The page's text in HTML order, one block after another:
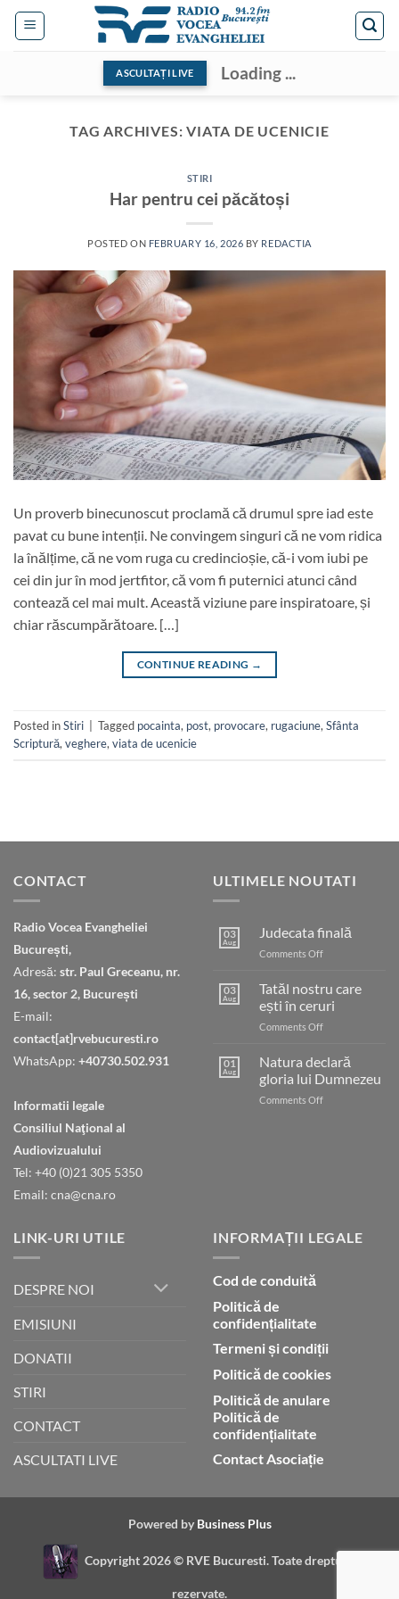
Skip
ASCULTAȚI LIVE Loading ...
TAG ARCHIVES:VIATA DE UCENICIE
STIRI
Har pentru cei păcătoși
POSTED ON FEBRUARY 16, 2026 BY REDACTIA
Un proverb binecunoscut proclamă că drumul spre iad este
pavat cu bune intenții. Ne convingem singuri că ne vom ridica
la înălțime, că ne vom ruga cu credincioșie, că-i vom iubi pe
cei din jur în mod jertfitor, că vom fi puternici atunci când
contează cel mai mult. Această viziune pare inspiratoare, și
chiar răscumpărătoare. […]
CONTINUE READING →
Posted inStiri Tagged pocainta, post, provocare, rugaciune, Sfânta
Scriptură, veghere, viata de ucenicie
CONTACT
Radio Vocea Evangheliei
București,
Adresă: str. Paul Greceanu, nr.
16, sector 2, București
E-mail:
contact[at]rvebucuresti.ro
WhatsApp: +40730.502.931
Informatii legale
Consiliul Naţional al
Audiovizualului
Tel: +40 (0)21 305 5350
Email: cna@cna.ro
ULTIMELE NOUTATI
03
Aug
Judecata finală
Comments Offon
03
Aug
Tatăl nostru care
ești în ceruri
Comments Offon
nostru
care
ești
în
01
Aug
Natura declară
gloria lui Dumnezeu
Comments Offon
LINK-URI UTILE
DESPRE NOI
EMISIUNI
DONATII
STIRI
CONTACT
ASCULTATI LIVE
INFORMAȚII LEGALE
Cod de conduită
Politică de
confidențialitate
Termeni și condiții
Politică de cookies
Politică de anulare
Politică de
confidențialitate
Contact Asociație
Powered by Business Plus
Copyright 2026 © RVE Bucuresti. Toate drepturile
rezervate.